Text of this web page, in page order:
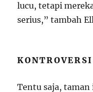
lucu, tetapi
serius,” tambah
Tentu saja,